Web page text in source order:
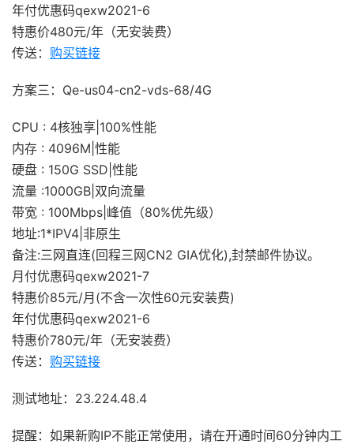
年付优惠码qexw2021-6
特惠价480元/年（无安装费）
传送： 购买链接
方案三：Qe-us04-cn2-vds-68/4G
CPU : 4核独享|100%性能
内存 : 4096M|性能
硬盘 : 150G SSD|性能
流量 :1000GB|双向流量
带宽 : 100Mbps|峰值（80%优先级）
地址:1*IPV4|非原生
备注:三网直连(回程三网CN2 GIA优化),封禁邮件协议。
月付优惠码qexw2021-7
特惠价85元/月(不含一次性60元安装费)
年付优惠码qexw2021-6
特惠价780元/年（无安装费）
传送： 购买链接
测试地址：23.224.48.4
提醒：如果新购IP不能正常使用，请在开通时间60分钟内工